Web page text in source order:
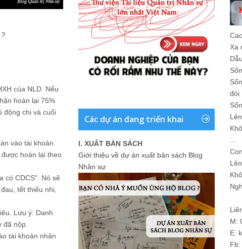
của NLD. Nếu
hoàn lại 75%
động chi và cuối
vào tài khoản
hoàn lại theo
có CDCS". Nó sẽ
tết thiếu nhi,
Lưu ý: Danh
đã nộp.
tài khoản nhân
Các dự án đang triển khai
I. XUẤT BẢN SÁCH
Giới thiệu về dự án xuất bản sách Blog
Nhân sự
Xa
đói
M:
E: